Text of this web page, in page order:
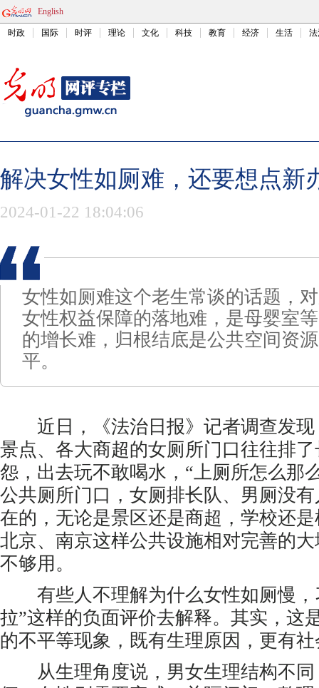
English
时政 国际 时评 理论 文化 科技 教育 经济 生活
解决女性如厕难，还要想点新
2024-01-22 18:04:06
女性如厕难这个老生常谈的话题，
女性权益保障的落地难，是母婴室
的增长难，归根结底是公共空间资
平。
近日，《法治日报》记者调查发现
景点、各大商超的女厕所门口往往排
怨，出去玩不敢喝水，“上厕所怎么那
公共厕所门口，女厕排长队、男厕没
在的，无论是景区还是商超，学校还
北京、南京这样公共设施相对完善的
不够用。
有些人不理解为什么女性如厕慢，
拉”这样的负面评价去解释。其实，这
的不平等现象，既有生理原因，更有
从生理角度说，男女生理结构不同